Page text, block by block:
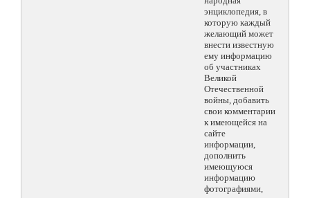
энциклопедия, в
которую каждый
желающий может
внести известную
ему информацию
об участниках
Великой
Отечественной
войны, добавить
свои комментарии
к имеющейся на
сайте
информации,
дополнить
имеющуюся
информацию
фотографиями,